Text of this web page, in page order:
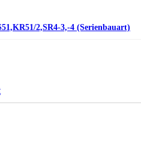
2,SR4-3,-4 (Serienbauart)